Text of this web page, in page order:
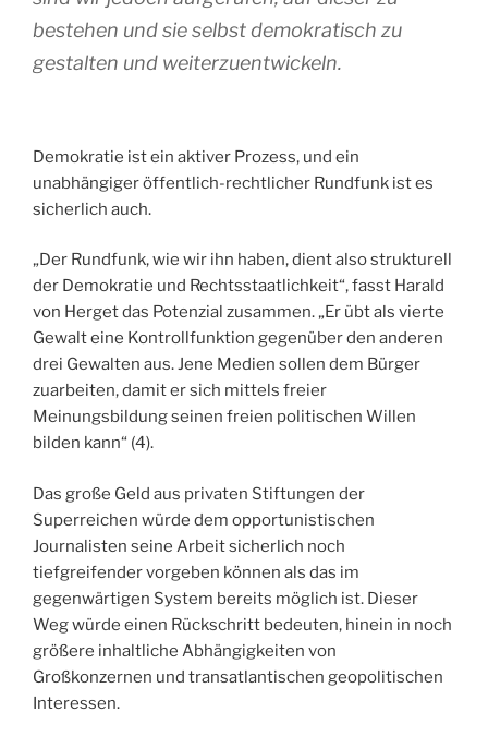
bestehen und sie selbst demokratisch zu
gestalten und weiterzuentwickeln.
Demokratie ist ein aktiver Prozess, und ein
unabhängiger öffentlich-rechtlicher Rundfunk ist es
sicherlich auch.
„Der Rundfunk, wie wir ihn haben, dient also strukturell
der Demokratie und Rechtsstaatlichkeit“, fasst Harald
von Herget das Potenzial zusammen. „Er übt als vierte
Gewalt eine Kontrollfunktion gegenüber den anderen
drei Gewalten aus. Jene Medien sollen dem Bürger
zuarbeiten, damit er sich mittels freier
Meinungsbildung seinen freien politischen Willen
bilden kann“ (4).
Das große Geld aus privaten Stiftungen der
Superreichen würde dem opportunistischen
Journalisten seine Arbeit sicherlich noch
tiefgreifender vorgeben können als das im
gegenwärtigen System bereits möglich ist. Dieser
Weg würde einen Rückschritt bedeuten, hinein in noch
größere inhaltliche Abhängigkeiten von
Großkonzernen und transatlantischen geopolitischen
Interessen.